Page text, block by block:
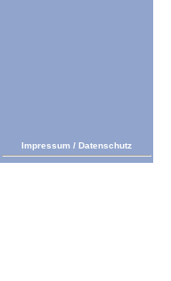
Impressum / Datenschutz